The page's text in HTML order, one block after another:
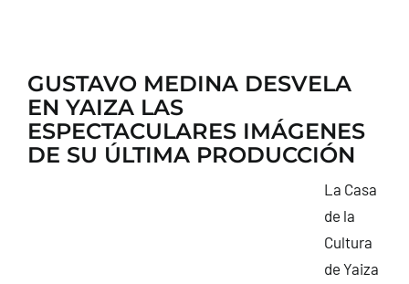
GUSTAVO MEDINA DESVELA
EN YAIZA LAS
ESPECTACULARES IMÁGENES
DE SU ÚLTIMA PRODUCCIÓN
La Casa
de la
Cultura
de Yaiza